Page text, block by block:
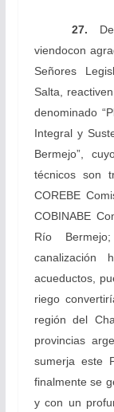
27.
viendocon
Señores
Salta,
denominado
Integral y
Bermejo”,
técnicos son
COREBE
COBINABE
Río
canalización
acueductos,
riego
región del
provincias
sumerja este
finalmente se
y con un